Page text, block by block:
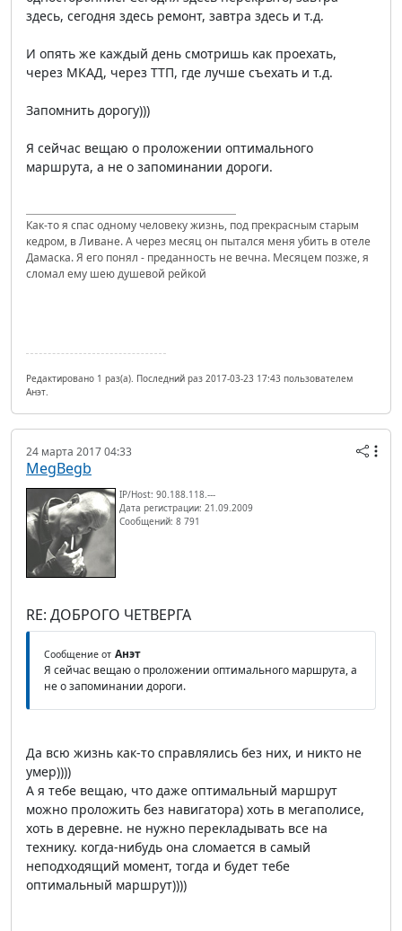
здесь, сегодня здесь ремонт, завтра здесь и т.д.
И опять же каждый день смотришь как проехать,
через МКАД, через ТТП, где лучше съехать и т.д.
Запомнить дорогу)))
Я сейчас вещаю о проложении оптимального
маршрута, а не о запоминании дороги.
Как-то я спас одному человеку жизнь, под прекрасным старым
кедром, в Ливане. А через месяц он пытался меня убить в отеле
Дамаска. Я его понял - преданность не вечна. Месяцем позже, я
сломал ему шею душевой рейкой
Редактировано 1 раз(а). Последний раз 2017-03-23 17:43 пользователем
Анэт.
24 марта 2017 04:33
MegBegb
IP/Host: 90.188.118.---
Дата регистрации: 21.09.2009
Сообщений: 8 791
RE: ДОБРОГО ЧЕТВЕРГА
Сообщение от Анэт
Я сейчас вещаю о проложении оптимального маршрута, а
не о запоминании дороги.
Да всю жизнь как-то справлялись без них, и никто не
умер))))
А я тебе вещаю, что даже оптимальный маршрут
можно проложить без навигатора) хоть в мегаполисе,
хоть в деревне. не нужно перекладывать все на
технику. когда-нибудь она сломается в самый
неподходящий момент, тогда и будет тебе
оптимальный маршрут))))